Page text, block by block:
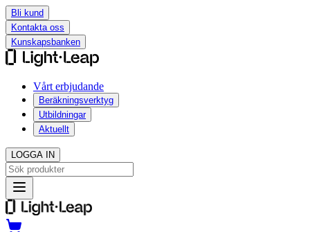
Bli kund
Kontakta oss
Kunskapsbanken
Vårt erbjudande
Beräkningsverktyg
Utbildningar
Aktuellt
LOGGA IN